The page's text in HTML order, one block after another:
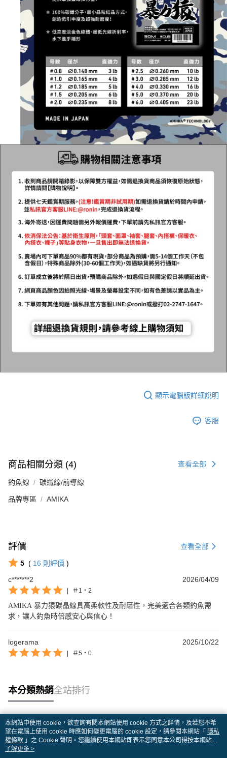
顯示電腦版詳細說明
客服
商品相關分類 (4) 查看全部
釣魚線 碳纖線/前導線
品牌專區 AMIKA
評價 查看全部
5 ( 16 則評價 )
c*******2
2026/04/09
＃1・2
AMIKA 暴力猿碳晶線具高柔軟性及耐磨性，完美適合各類釣魚需
求，讓人釣魚時倍感安心與信心！
logerama 2025/10/22
＃5・0
本分類熱銷全站排行
熱門標籤
本網站中使用 cookie，欲查詢有關本網站使用 cookie 方式之詳情，及若您不希
望在電腦上使用 cookie 時應如何變更電腦的 cookie 設定，請參閱本網站「 隱私
權條款 」之 Cookie 聲明。您繼續使用本網站即表示您同意本公司得按本網站使
用條款之 Cookie 聲明使用 cookie。
了解更多 >